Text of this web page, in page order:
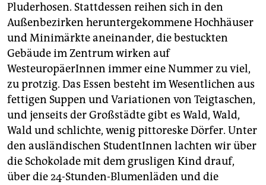
Pluderhosen. Stattdessen reihen sich in den
Außenbezirken heruntergekommene Hochhäuser
und Minimärkte aneinander, die bestuckten
Gebäude im Zentrum wirken auf
WesteuropäerInnen immer eine Nummer zu viel,
zu protzig. Das Essen besteht im Wesentlichen aus
fettigen Suppen und Variationen von Teigtaschen,
und jenseits der Großstädte gibt es Wald, Wald,
Wald und schlichte, wenig pittoreske Dörfer. Unter
den ausländischen StudentInnen lachten wir über
die Schokolade mit dem grusligen Kind drauf,
über die 24-Stunden-Blumenläden und die